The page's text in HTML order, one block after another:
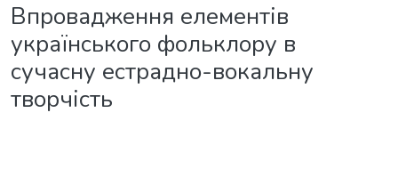
Впровадження елементів
українського фольклору в
сучасну естрадно-вокальну
творчість